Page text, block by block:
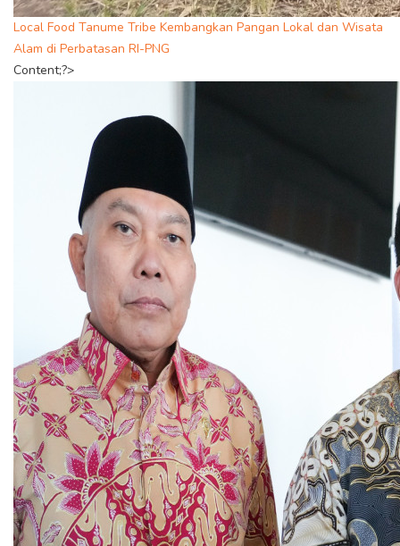
Local Food Tanume Tribe Kembangkan Pangan Lokal dan Wisata
Alam di Perbatasan RI-PNG
Content;?>